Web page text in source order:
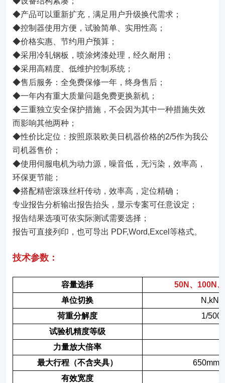
◆产品可以重新扩充，满足用户升级换代需求；
◆控制器使用方便，试验简单、实用性高；
◆价格实惠、节约用户预算；
◆采用冷轧钢板，喷涂烤漆处理，经久耐用；
◆采用高精度、低维护控制系统；
◆售后服务：全免费保修一年，终身售后；
◆一年内有重大质量问题免费更换新机；
◆三重独立安全保护措施，不会因为其中一种措施失效
而影响其他两种；
◆性价比定位：按照原装欧美日机器价格的2/5作为我公
司机器售价；
◆使用伺服电机为动力源，噪音低，无污染，效率高，
环保更节能；
◆搭配精密滚珠丝杆传动，效率高，定位精确；
专业报告分析输出报告抬头，显示专案可任意设定；
报告结果选项可依实际测试需要选择；
报告可直接列印，也可导出 PDF,Word,Excel等格式。
技术参数：
容量选择
50N、100N
单位切换
荷重分解度
1/
试验机精度等级
力量放大倍率
最大行程（不含夹具）
650mm(
有效宽度